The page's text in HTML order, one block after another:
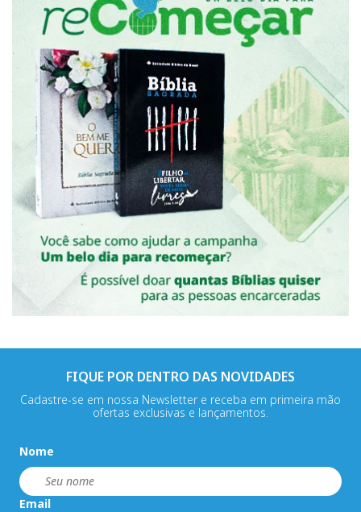
FIQUE POR DENTRO DAS NOVIDADES
Cadastre-se em nossa Newsletter e receba em primeira mão
ofertas exclusivas e lançamentos.
Nome
Email